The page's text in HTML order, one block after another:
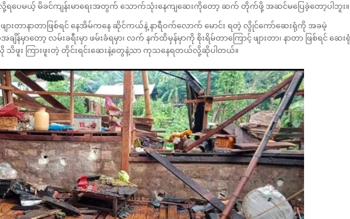
က်လို့ရပေမယ့် မိခင်ကျန်းမာရေးအတွက် သောက်သုံးနေကျဆေးကိုတော့ ဆက် တိုက်ဖို့ အဆင်မပြေခဲ့တော့ပါဘူး။
ဖျားတာနာတာဖြစ်ရင် နေအိမ်ကနေ ဆိုင်ကယ်နဲ့ နာရီဝက်လောက် မောင်း ရတဲ့ လွိုင်ကော်ဆေးရုံကို အခမဲ့
ာတော့ လမ်းခရီးမှာ ဖမ်းခံရမှာ၊ လက် နက်ထိမှန်မှာကို စိုးရိမ်တာကြောင့် ဖျားတာ၊ နာတာ ဖြစ်ရင် ဆေး
သိဖူး ကြားဖူးတဲ့ တိုင်းရင်းဆေးနဲ့တွေနဲ့သာ ကုသနေရတယ်လို့ဆိုပါတယ်။